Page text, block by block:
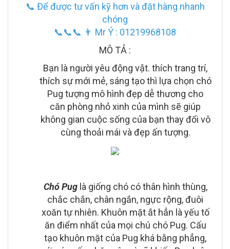
📞 Để được tư vấn kỹ hơn và đặt hàng nhanh
chóng
📞📞📞 👨 Mr Ý : 01219968108
MÔ TẢ :
Bạn là người yêu động vật. thích trang trí,
thích sự mới mẻ, sáng tạo thì lựa chọn chó
Pug tượng mô hình đẹp dễ thương cho
căn phòng nhỏ xinh của mình sẽ giúp
không gian cuộc sống của bạn thay đổi vô
cùng thoải mái và đẹp ấn tượng.
Chó Puglà giống chó có thân hình thùng,
chắc chắn, chân ngắn, ngực rộng, đuôi
xoăn tự nhiên. Khuôn mặt ắt hẳn là yếu tố
ăn điểm nhất của mọi chú chó Pug. Cấu
tạo khuôn mặt của Pug khá bằng phẳng,